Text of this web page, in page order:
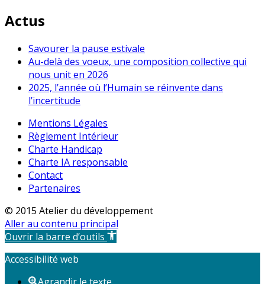
Actus
Savourer la pause estivale
Au-delà des voeux, une composition collective qui
nous unit en 2026
2025, l’année où l’Humain se réinvente dans
l’incertitude
Mentions Légales
Règlement Intérieur
Charte Handicap
Charte IA responsable
Contact
Partenaires
© 2015 Atelier du développement
Aller au contenu principal
Ouvrir la barre d’outils
Accessibilité web